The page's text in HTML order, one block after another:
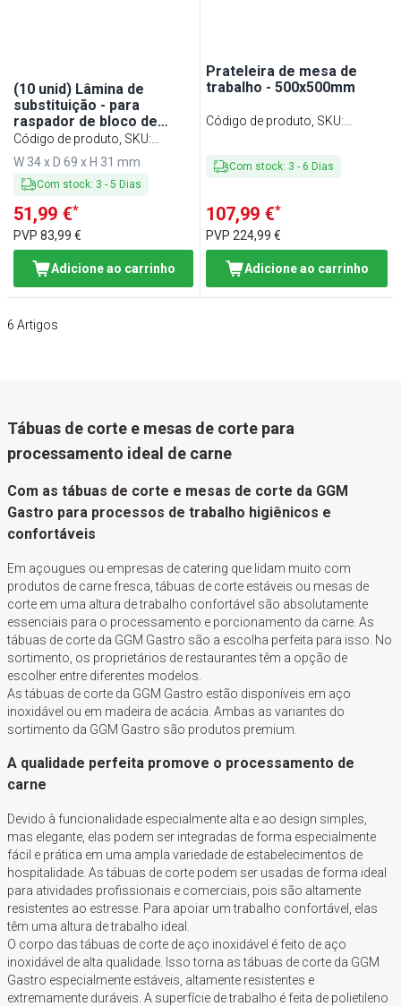
(10 unid) Lâmina de
substituição - para
raspador de bloco de
corte HKSL18
Código de produto, SKU:
EKHKSL18
W 34 x D 69 x H 31 mm
Com stock: 3 - 5 Dias
51,99 €*
PVP 83,99 €
Adicione ao carrinho
Prateleira de mesa de
trabalho - 500x500mm
Código de produto, SKU:
Com stock: 3 - 6 Dias
107,99 €*
PVP224,99 €
Adicione ao carrinho
6 Artigos
Tábuas de corte e mesas de corte para
processamento ideal de carne
Com as tábuas de corte e mesas de corte da GGM
Gastro para processos de trabalho higiênicos e
confortáveis
Em açougues ou empresas de catering que lidam muito com
produtos de carne fresca, tábuas de corte estáveis ou mesas de
corte em uma altura de trabalho confortável são absolutamente
essenciais para o processamento e porcionamento da carne. As
tábuas de corte da GGM Gastro são a escolha perfeita para isso. No
sortimento, os proprietários de restaurantes têm a opção de
escolher entre diferentes modelos.
As tábuas de corte da GGM Gastro estão disponíveis em aço
inoxidável ou em madeira de acácia. Ambas as variantes do
sortimento da GGM Gastro são produtos premium.
A qualidade perfeita promove o processamento de
carne
Devido à funcionalidade especialmente alta e ao design simples,
mas elegante, elas podem ser integradas de forma especialmente
fácil e prática em uma ampla variedade de estabelecimentos de
hospitalidade. As tábuas de corte podem ser usadas de forma ideal
para atividades profissionais e comerciais, pois são altamente
resistentes ao estresse. Para apoiar um trabalho confortável, elas
têm uma altura de trabalho ideal.
O corpo das tábuas de corte de aço inoxidável é feito de aço
inoxidável de alta qualidade. Isso torna as tábuas de corte da GGM
Gastro especialmente estáveis, altamente resistentes e
extremamente duráveis. A superfície de trabalho é feita de polietileno